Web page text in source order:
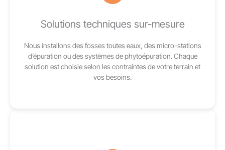
Solutions techniques sur-mesure
Nous installons des fosses toutes eaux, des micro-stations
d’épuration ou des systèmes de phytoépuration. Chaque
solution est choisie selon les contraintes de votre terrain et
vos besoins.